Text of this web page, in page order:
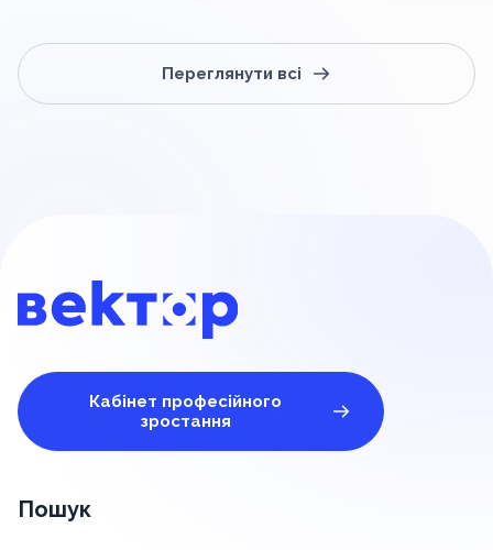
Переглянути всі
Кабінет професійного
зростання
Пошук